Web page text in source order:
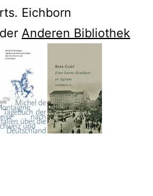
Eichborn
Anderen Bibliothek